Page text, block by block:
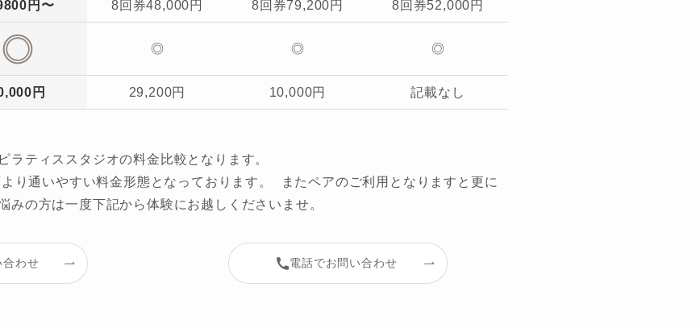
円〜 8回券48,000円 8回券79,200円 8回券52,000円
◎ ◎ ◎
円 29,200円 10,000円 記載なし
ラティススタジオの料金比較となります。
り通いやすい料金形態となっております。 またペアのご利用となりますと更に
みの方は一度下記から体験にお越しくださいませ。
合わせ 電話でお問い合わせ